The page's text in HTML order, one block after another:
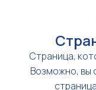
Страница,
Возможно, вы